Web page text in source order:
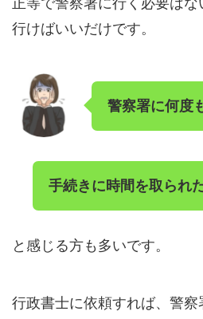
行けばいいだけです。
警察署に何度
手続きに時間を取られ
と感じる方も多いです。
行政書士に依頼すれば、警